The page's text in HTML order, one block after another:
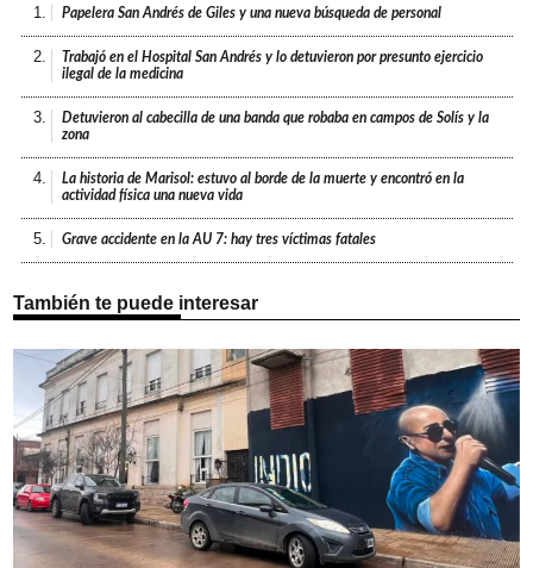
1. Papelera San Andrés de Giles y una nueva búsqueda de personal
2.
Trabajó en el Hospital San Andrés y lo detuvieron por presunto ejercicio
ilegal de la medicina
3.
Detuvieron al cabecilla de una banda que robaba en campos de Solís y la
zona
4.
La historia de Marisol: estuvo al borde de la muerte y encontró en la
actividad física una nueva vida
5. Grave accidente en la AU 7: hay tres víctimas fatales
También te puede interesar